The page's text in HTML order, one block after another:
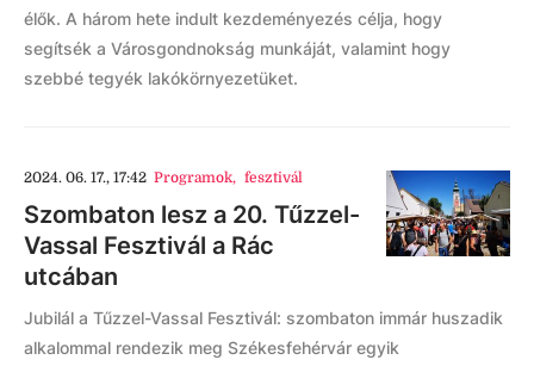
élők. A három hete indult kezdeményezés célja, hogy
segítsék a Városgondnokság munkáját, valamint hogy
szebbé tegyék lakókörnyezetüket.
2024. 06. 17., 17:42 Programok, fesztivál
Szombaton lesz a 20. Tűzzel-
Vassal Fesztivál a Rác
utcában
Jubilál a Tűzzel-Vassal Fesztivál: szombaton immár huszadik
alkalommal rendezik meg Székesfehérvár egyik